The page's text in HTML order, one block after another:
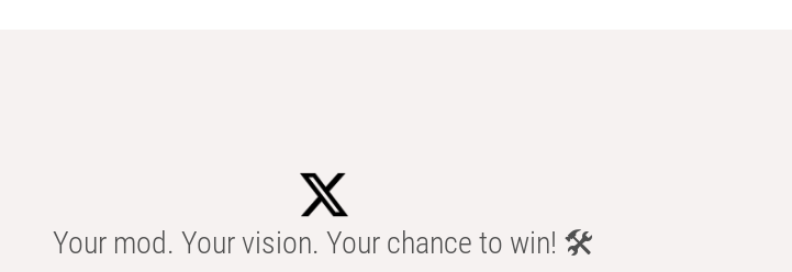
Your mod. Your vision. Your chance to win! 🛠️